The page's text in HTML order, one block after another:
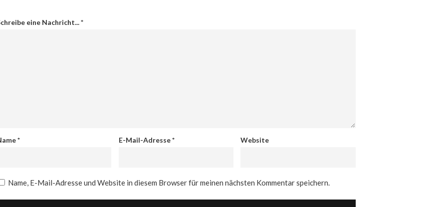
eine Nachricht...*
* E-Mail-Adresse* Website
Name, E-Mail-Adresse und Website in diesem Browser für meinen nächsten Kommentar speichern.